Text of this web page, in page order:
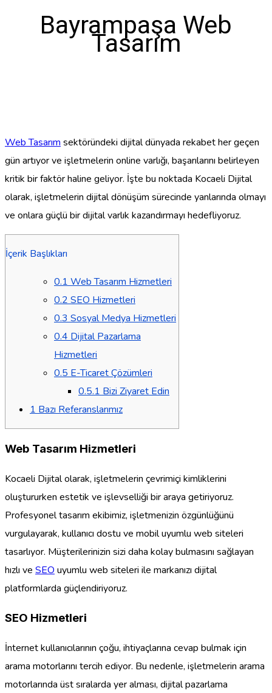
Bayrampaşa Web
Tasarım
Web Tasarım sektöründeki dijital dünyada rekabet her geçen
gün artıyor ve işletmelerin online varlığı, başarılarını belirleyen
kritik bir faktör haline geliyor. İşte bu noktada Kocaeli Dijital
olarak, işletmelerin dijital dönüşüm sürecinde yanlarında olmayı
ve onlara güçlü bir dijital varlık kazandırmayı hedefliyoruz.
İçerik Başlıkları
0.1 Web Tasarım Hizmetleri
0.2 SEO Hizmetleri
0.3 Sosyal Medya Hizmetleri
0.4 Dijital Pazarlama
Hizmetleri
0.5 E-Ticaret Çözümleri
0.5.1 Bizi Ziyaret Edin
1 Bazı Referanslarımız
Web Tasarım Hizmetleri
Kocaeli Dijital olarak, işletmelerin çevrimiçi kimliklerini
oluştururken estetik ve işlevselliği bir araya getiriyoruz.
Profesyonel tasarım ekibimiz, işletmenizin özgünlüğünü
vurgulayarak, kullanıcı dostu ve mobil uyumlu web siteleri
tasarlıyor. Müşterilerinizin sizi daha kolay bulmasını sağlayan
hızlı ve SEO uyumlu web siteleri ile markanızı dijital
platformlarda güçlendiriyoruz.
SEO Hizmetleri
İnternet kullanıcılarının çoğu, ihtiyaçlarına cevap bulmak için
arama motorlarını tercih ediyor. Bu nedenle, işletmelerin arama
motorlarında üst sıralarda yer alması, dijital pazarlama